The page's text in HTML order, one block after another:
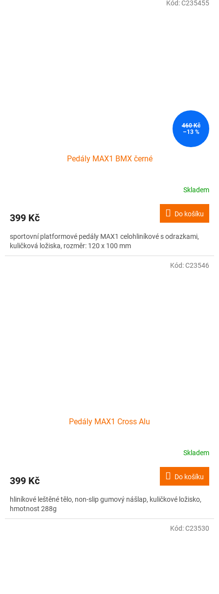
460 Kč
–13 %
Pedály MAX1 BMX černé
Skladem
399 Kč Do košíku
sportovní platformové pedály MAX1 celohliníkové s odrazkami,
kuličková ložiska, rozměr: 120 x 100 mm
Kód:C235455
Pedály MAX1 Cross Alu
Skladem
399 Kč Do košíku
hliníkové leštěné tělo, non-slip gumový nášlap, kuličkové ložisko,
hmotnost 288g
Kód:C23546
Kód:C23530